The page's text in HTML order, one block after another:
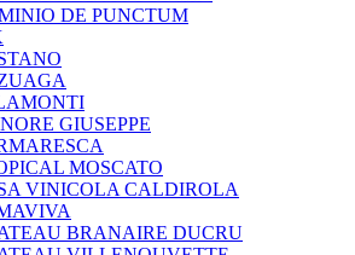
DE PUNCTUM
GIUSEPPE
MOSCATO
VINICOLA CALDIROLA
BRANAIRE DUCRU